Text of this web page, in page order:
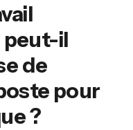
peut-il
de
pour
?